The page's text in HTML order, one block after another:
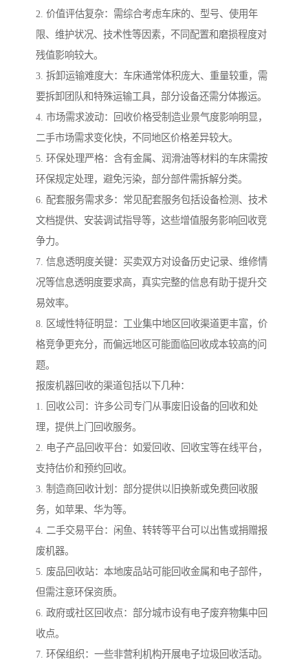
2. 价值评估复杂：需综合考虑车床的、型号、使用年
限、维护状况、技术性等因素，不同配置和磨损程度对
残值影响较大。
3. 拆卸运输难度大：车床通常体积庞大、重量较重，需
要拆卸团队和特殊运输工具，部分设备还需分体搬运。
4. 市场需求波动：回收价格受制造业景气度影响明显，
二手市场需求变化快，不同地区价格差异较大。
5. 环保处理严格：含有金属、润滑油等材料的车床需按
环保规定处理，避免污染，部分部件需拆解分类。
6. 配套服务需求多：常见配套服务包括设备检测、技术
文档提供、安装调试指导等，这些增值服务影响回收竞
争力。
7. 信息透明度关键：买卖双方对设备历史记录、维修情
况等信息透明度要求高，真实完整的信息有助于提升交
易效率。
8. 区域性特征明显：工业集中地区回收渠道更丰富，价
格竞争更充分，而偏远地区可能面临回收成本较高的问
题。
报废机器回收的渠道包括以下几种：
1. 回收公司：许多公司专门从事废旧设备的回收和处
理，提供上门回收服务。
2. 电子产品回收平台：如爱回收、回收宝等在线平台，
支持估价和预约回收。
3. 制造商回收计划：部分提供以旧换新或免费回收服
务，如苹果、华为等。
4. 二手交易平台：闲鱼、转转等平台可以出售或捐赠报
废机器。
5. 废品回收站：本地废品站可能回收金属和电子部件，
但需注意环保资质。
6. 政府或社区回收点：部分城市设有电子废弃物集中回
收点。
7. 环保组织：一些非营利机构开展电子垃圾回收活动。